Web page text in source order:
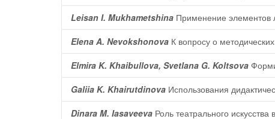
Leisan I. Mukhametshina Применение элементов
Elena A. Nevokshonova К вопросу о
Elmira K. Khaibullova, Svetlana G. Koltsova
Galiia K. Khairutdinova Использования
Dinara M. Iasaveeva Роль театрального